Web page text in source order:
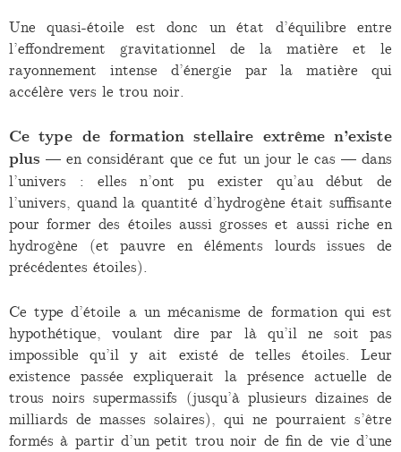
Une quasi-étoile est donc un état d’équilibre entre
l’effondrement gravitationnel de la matière et le
rayonnement intense d’énergie par la matière qui
accélère vers le trou noir.
Ce type de formation stellaire extrême n’existe
plus — en considérant que ce fut un jour le cas — dans
l’univers : elles n’ont pu exister qu’au début de
l’univers, quand la quantité d’hydrogène était suffisante
pour former des étoiles aussi grosses et aussi riche en
hydrogène (et pauvre en éléments lourds issues de
précédentes étoiles).
Ce type d’étoile a un mécanisme de formation qui est
hypothétique, voulant dire par là qu’il ne soit pas
impossible qu’il y ait existé de telles étoiles. Leur
existence passée expliquerait la présence actuelle de
trous noirs supermassifs (jusqu’à plusieurs dizaines de
milliards de masses solaires), qui ne pourraient s’être
formés à partir d’un petit trou noir de fin de vie d’une